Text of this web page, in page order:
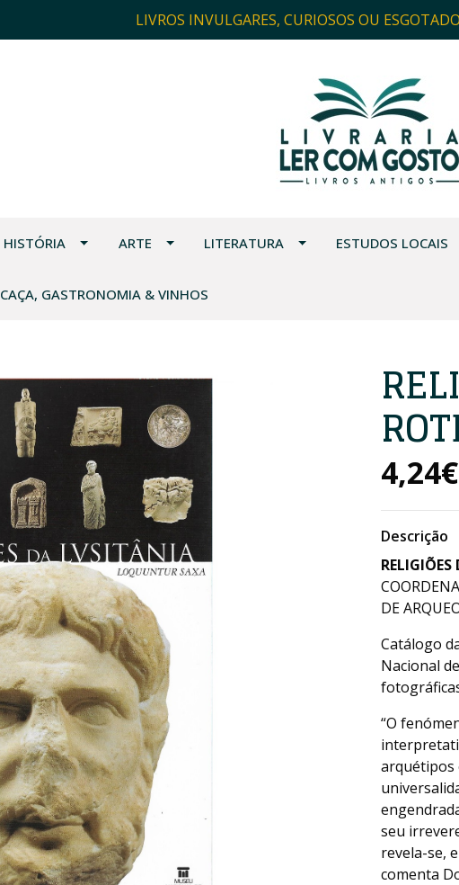
LIVROS INVULGARES, CURIOSOS OU
HISTÓRIA ARTE LITERATURA ESTUDOS LOCAIS
CAÇA, GASTRONOMIA & VINHOS
4,24€
Descrição
DE
Catálogo
Nacional
“O
arquétipos
seu
revela-se,
comenta